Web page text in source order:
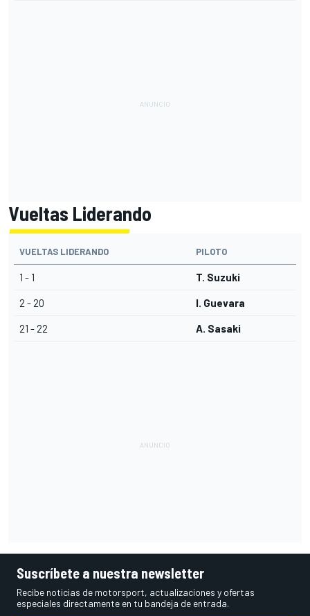
Vueltas Liderando
VUELTAS LIDERANDO PILOTO
1 - 1 T. Suzuki
2 - 20 I. Guevara
21 - 22 A. Sasaki
Suscríbete a nuestra newsletter
Recibe noticias de motorsport, actualizaciones y ofertas
especiales directamente en tu bandeja de entrada.